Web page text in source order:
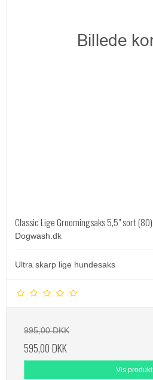
Classic Lige Groomingsaks 5,5" sort (80)
Dogwash.dk
Ultra skarp lige hundesaks
995,00 DKK
595,00 DKK
Vis produkt